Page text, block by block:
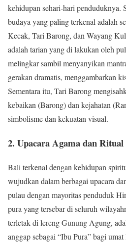
kehidupan sehari-hari penduduknya.
budaya yang paling terkenal adalah
Kecak, Tari Barong, dan Wayang
adalah tarian yang di lakukan oleh
melingkar sambil menyanyikan
gerakan dramatis, menggambarkan
Sementara itu, Tari Barong
kebaikan (Barong) dan kejahatan
simbolisme dan kekuatan visual.
2. Upacara Agama dan
Bali terkenal dengan kehidupan
wujudkan dalam berbagai upacara
pulau dengan mayoritas penduduk
pura yang tersebar di seluruh
terletak di lereng Gunung Agung,
anggap sebagai “Ibu Pura” bagi